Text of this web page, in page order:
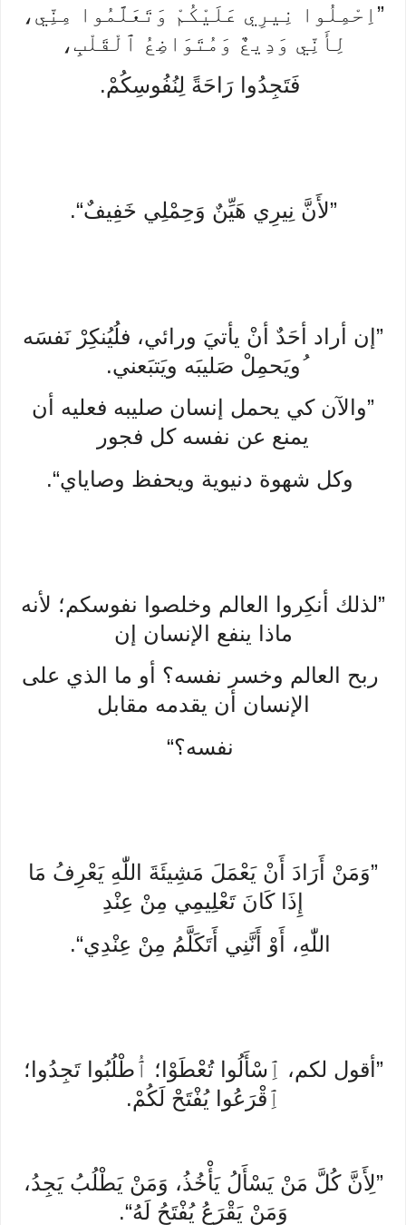
”اِحْمِلُوا نِيرِي عَلَيْكُمْ وَتَعَلَّمُوا مِنِّي،
لِأَنِّي وَدِيعٌ وَمُتَوَاضِعُ ٱلْقَلْبِ،
فَتَجِدُوا رَاحَةً لِنُفُوسِكُمْ.
”لأَنَّ نِيرِي هَيِّنٌ وَحِمْلِي خَفِيفٌ“.
”إن أراد أحَدٌ أنْ يأتيَ ورائي، فلُيُنكِرْ نَفسَه
ُويَحمِلْ صَليبَه ويَتبَعني.
”والآن كي يحمل إنسان صليبه فعليه أن
يمنع عن نفسه كل فجور
وكل شهوة دنيوية ويحفظ وصاياي“.
”لذلك أنكِروا العالم وخلصوا نفوسكم؛ لأنه
ماذا ينفع الإنسان إن
ربح العالم وخسر نفسه؟ أو ما الذي على
الإنسان أن يقدمه مقابل
نفسه؟“
”وَمَنْ أَرَادَ أَنْ يَعْمَلَ مَشِيئَةَ اللّٰهِ يَعْرِفُ مَا
إِذَا كَانَ تَعْلِيمِي مِنْ عِنْدِ
اللّٰهِ، أَوْ أَنَّنِي أَتَكَلَّمُ مِنْ عِنْدِي“.
”أقول لكم، ٱِسْأَلُوا تُعْطَوْا؛ ٱُطْلُبُوا تَجِدُوا؛
ٱِقْرَعُوا يُفْتَحْ لَكُمْ.
”لِأَنَّ كُلَّ مَنْ يَسْأَلُ يَأْخُذُ، وَمَنْ يَطْلُبُ يَجِدُ،
وَمَنْ يَقْرَعُ يُفْتَحُ لَهُ“.